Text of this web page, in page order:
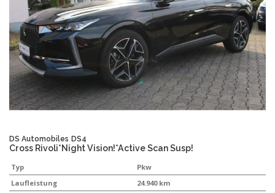
DS Automobiles DS4
Cross Rivoli*Night Vision!*Active Scan Susp!
Typ
Pkw
Laufleistung
24.940 km